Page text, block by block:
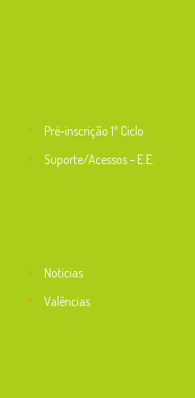
Pré-inscrição 1º Ciclo
Suporte/Acessos – E.E.
Notícias
Valências